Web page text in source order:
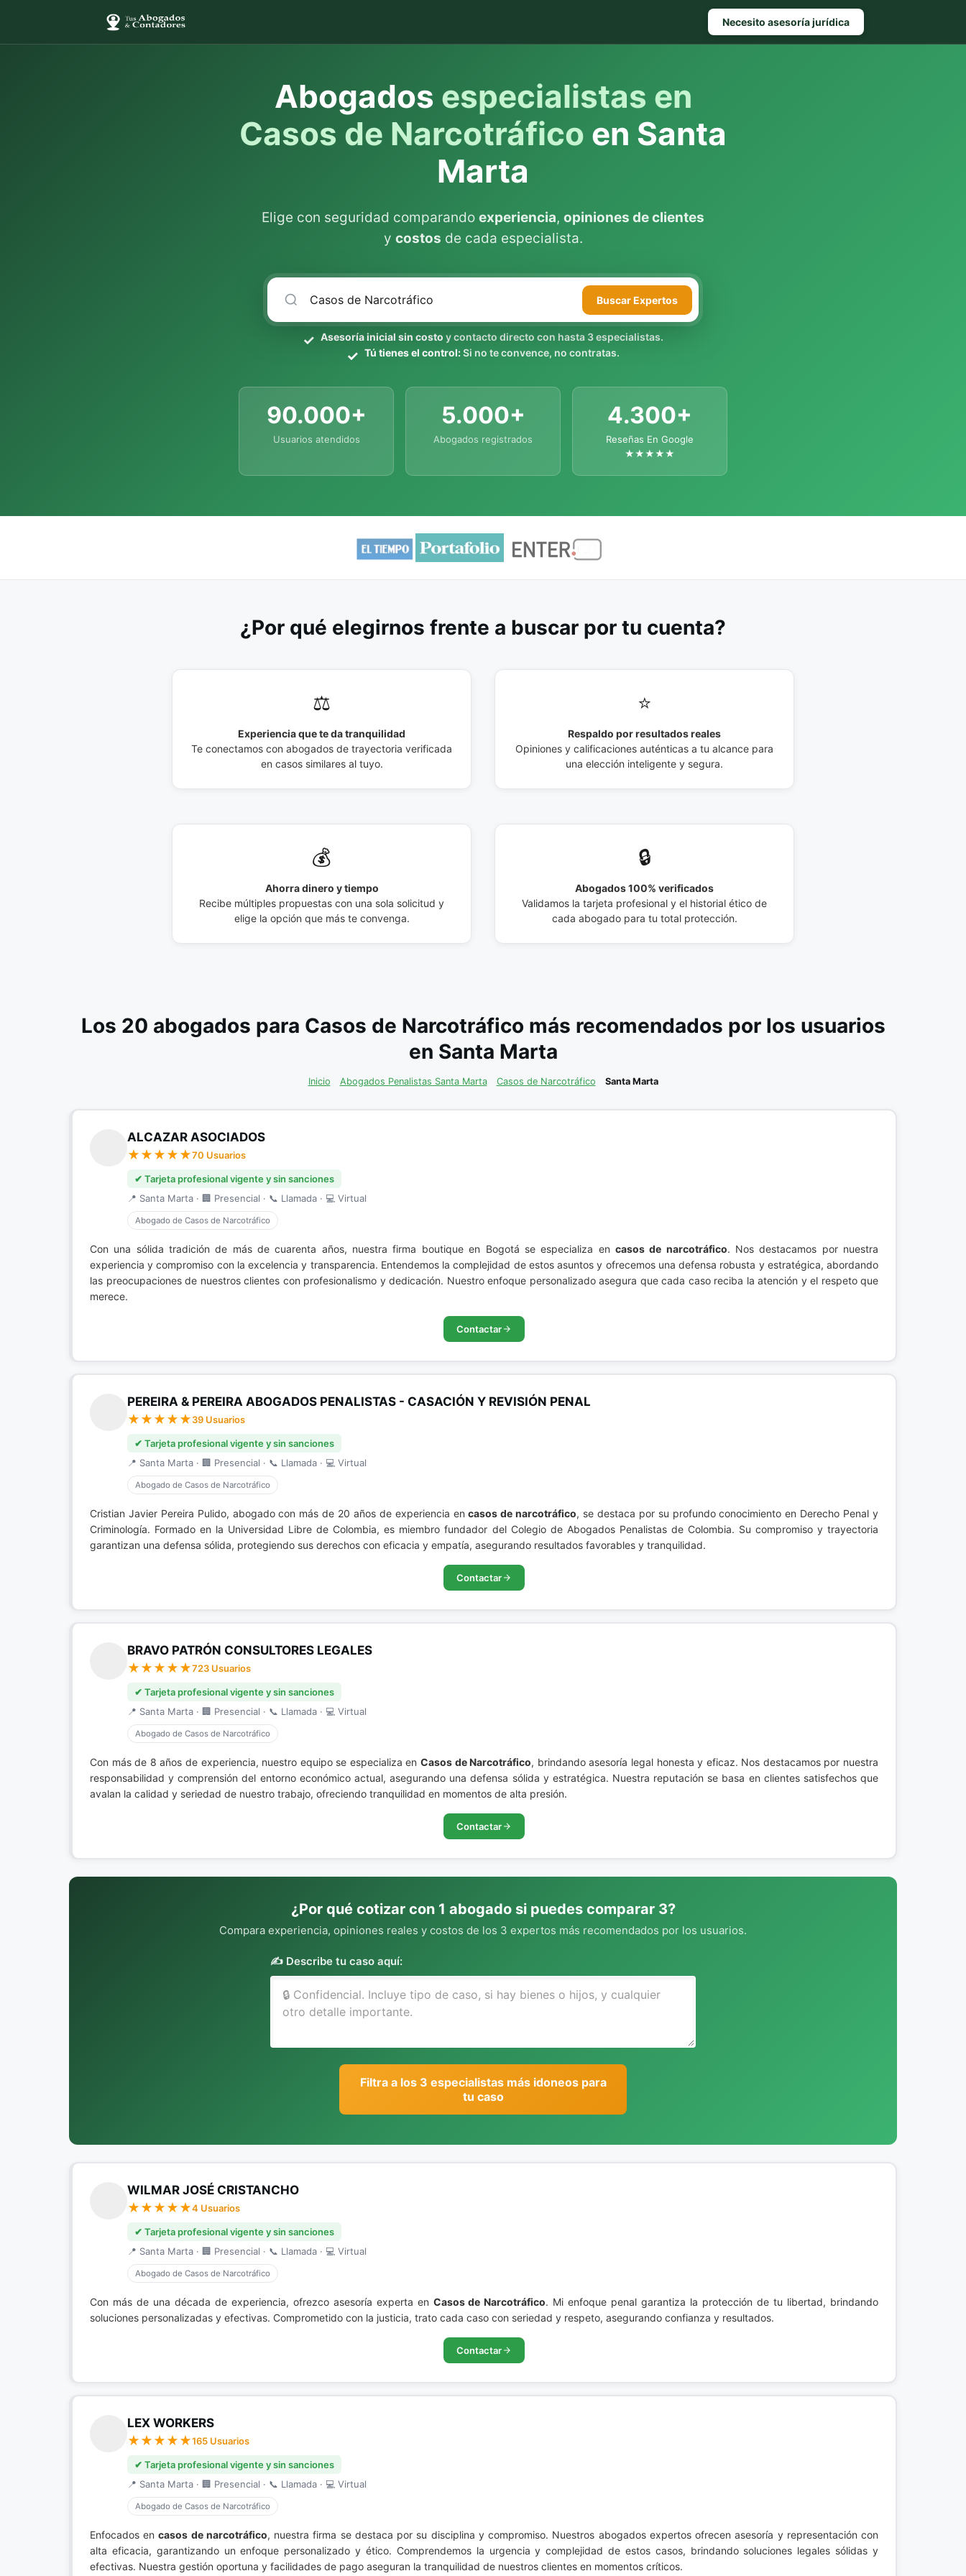
Necesito asesoría jurídica
Abogados especialistas en
Casos de Narcotráfico en Santa
Marta
Elige con seguridad comparando experiencia, opiniones de clientes
y costos de cada especialista.
BuscarExpertos
Asesoría inicial sin costo y contacto directo con hasta 3 especialistas.
Tú tienes el control:Si no te convence, no contratas.
90.000+
Usuarios atendidos
5.000+
Abogados registrados
4.300+
Reseñas En Google
★★★★★
¿Por qué elegirnos frente a buscar por tu cuenta?
⚖️
Experiencia que te da tranquilidad
Te conectamos con abogados de trayectoria verificada
en casos similares al tuyo.
⭐
Respaldo por resultados reales
Opiniones y calificaciones auténticas a tu alcance para
una elección inteligente y segura.
💰
Ahorra dinero y tiempo
Recibe múltiples propuestas con una sola solicitud y
elige la opción que más te convenga.
🔒
Abogados 100% verificados
Validamos la tarjeta profesional y el historial ético de
cada abogado para tu total protección.
Los 20 abogados para Casos de Narcotráfico más recomendados por los usuarios
en Santa Marta
Inicio Abogados Penalistas Santa Marta Casos de Narcotráfico Santa Marta
ALCAZAR ASOCIADOS
70 Usuarios
✔ Tarjeta profesional vigente y sin sanciones
📍 Santa Marta · 🏢 Presencial · 📞 Llamada · 💻 Virtual
Abogado de Casos de Narcotráfico
Con una sólida tradición de más de cuarenta años, nuestra firma boutique en Bogotá se especializa en casos de narcotráfico. Nos destacamos por nuestra
experiencia y compromiso con la excelencia y transparencia. Entendemos la complejidad de estos asuntos y ofrecemos una defensa robusta y estratégica, abordando
las preocupaciones de nuestros clientes con profesionalismo y dedicación. Nuestro enfoque personalizado asegura que cada caso reciba la atención y el respeto que
merece.
Contactar
PEREIRA & PEREIRA ABOGADOS PENALISTAS - CASACIÓN Y REVISIÓN PENAL
39 Usuarios
✔ Tarjeta profesional vigente y sin sanciones
📍 Santa Marta · 🏢 Presencial · 📞 Llamada · 💻 Virtual
Abogado de Casos de Narcotráfico
Cristian Javier Pereira Pulido, abogado con más de 20 años de experiencia encasos de narcotráfico, se destaca por su profundo conocimiento en Derecho Penal y
Criminología. Formado en la Universidad Libre de Colombia, es miembro fundador del Colegio de Abogados Penalistas de Colombia. Su compromiso y trayectoria
garantizan una defensa sólida, protegiendo sus derechos con eficacia y empatía, asegurando resultados favorables y tranquilidad.
Contactar
BRAVO PATRÓN CONSULTORES LEGALES
723 Usuarios
✔ Tarjeta profesional vigente y sin sanciones
📍 Santa Marta · 🏢 Presencial · 📞 Llamada · 💻 Virtual
Abogado de Casos de Narcotráfico
Con más de 8 años de experiencia, nuestro equipo se especializa en Casos de Narcotráfico, brindando asesoría legal honesta y eficaz. Nos destacamos por nuestra
responsabilidad y comprensión del entorno económico actual, asegurando una defensa sólida y estratégica. Nuestra reputación se basa en clientes satisfechos que
avalan la calidad y seriedad de nuestro trabajo, ofreciendo tranquilidad en momentos de alta presión.
Contactar
¿Por qué cotizar con 1 abogado si puedes comparar 3?
Compara experiencia, opiniones reales y costos de los 3 expertos más recomendados por los usuarios.
✍️ Describe tu caso aquí:
Filtra a los 3 especialistas más idoneos para
tu caso
WILMAR JOSÉ CRISTANCHO
4 Usuarios
✔ Tarjeta profesional vigente y sin sanciones
📍 Santa Marta · 🏢 Presencial · 📞 Llamada · 💻 Virtual
Abogado de Casos de Narcotráfico
Con más de una década de experiencia, ofrezco asesoría experta en Casos de Narcotráfico. Mi enfoque penal garantiza la protección de tu libertad, brindando
soluciones personalizadas y efectivas. Comprometido con la justicia, trato cada caso con seriedad y respeto, asegurando confianza y resultados.
Contactar
LEX WORKERS
165 Usuarios
✔ Tarjeta profesional vigente y sin sanciones
📍 Santa Marta · 🏢 Presencial · 📞 Llamada · 💻 Virtual
Abogado de Casos de Narcotráfico
Enfocados encasos de narcotráfico, nuestra firma se destaca por su disciplina y compromiso. Nuestros abogados expertos ofrecen asesoría y representación con
alta eficacia, garantizando un enfoque personalizado y ético. Comprendemos la urgencia y complejidad de estos casos, brindando soluciones legales sólidas y
efectivas. Nuestra gestión oportuna y facilidades de pago aseguran la tranquilidad de nuestros clientes en momentos críticos.